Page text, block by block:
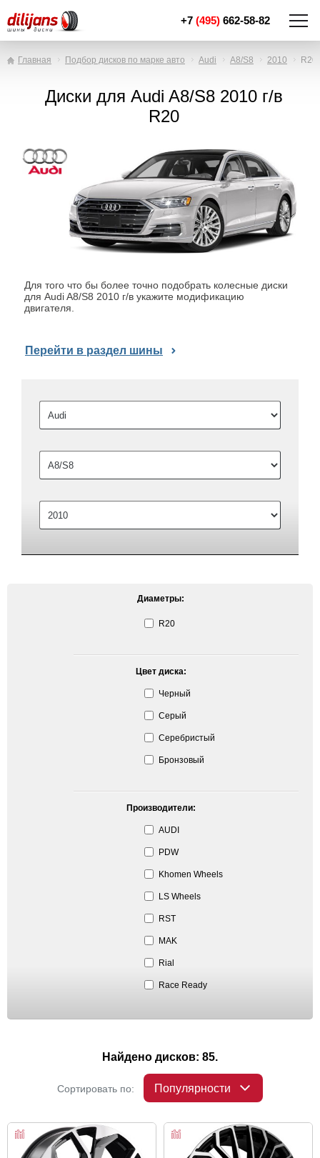
+7 (495) 662-58-82
Главная Подбор дисков по марке авто Audi A8/S8 2010 R20
Диски для Audi A8/S8 2010 г/в
R20
Для того что бы более точно подобрать колесные диски
для Audi A8/S8 2010 г/в укажите модификацию
двигателя.
Перейти в раздел шины
Диаметры:
R20
Цвет диска:
Черный
Серый
Серебристый
Бронзовый
Производители:
AUDI
PDW
Khomen Wheels
LS Wheels
RST
MAK
Rial
Race Ready
Найдено дисков: 85.
Сортировать по: Популярности